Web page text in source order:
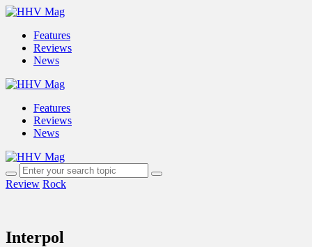
Features
Reviews
News
Features
Reviews
News
Review Rock
Interpol